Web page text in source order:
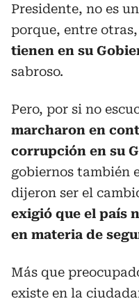
Presidente, no es
porque, entre otras,
tienen en su
sabroso.
Pero, por si no
marcharon en
corrupción en su
gobiernos también
dijeron ser el
exigió que el país
en materia de
Más que
existe en la